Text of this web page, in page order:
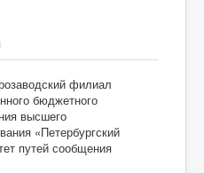
филиал
бюджетного
высшего
«Петербургский
путей сообщения